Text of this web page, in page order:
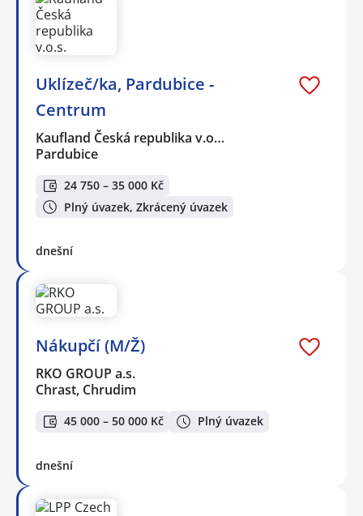
Uklízeč/ka, Pardubice -
Centrum
Kaufland Česká republika v.o…
Pardubice
24 750 – 35 000 Kč
Plný úvazek, Zkrácený úvazek
dnešní
Nákupčí (M/Ž)
RKO GROUP a.s.
Chrast, Chrudim
45 000 – 50 000 Kč Plný úvazek
dnešní